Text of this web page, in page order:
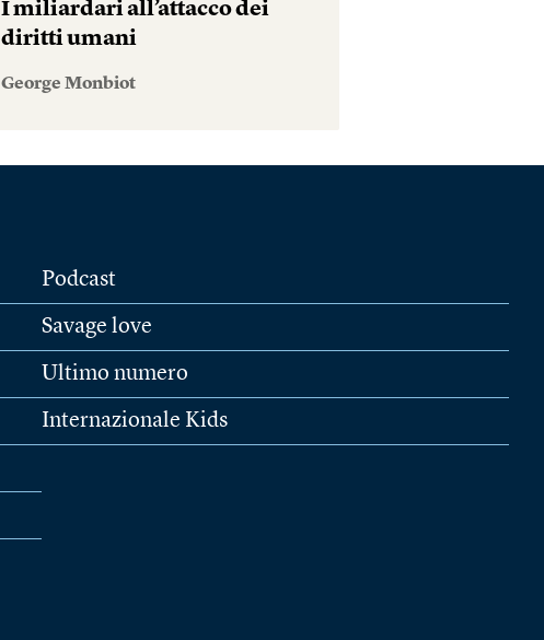
I miliardari all’attacco dei
diritti umani
George Monbiot
Podcast
Savage love
Ultimo numero
Internazionale Kids